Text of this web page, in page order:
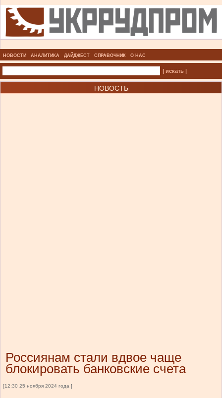
НОВОСТИ АНАЛИТИКА ДАЙДЖЕСТ СПРАВОЧНИК О НАС
| искать |
НОВОСТЬ
Россиянам стали вдвое чаще
блокировать банковские счета
[12:30 25 ноября 2024 года ]